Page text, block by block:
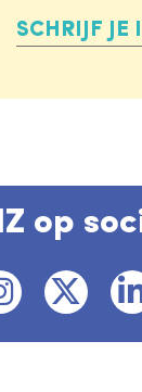
SCHRIJF JE
op